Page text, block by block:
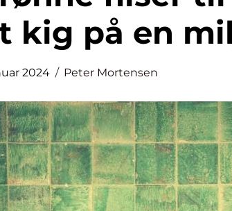
kig på en
2024 Peter Mortensen